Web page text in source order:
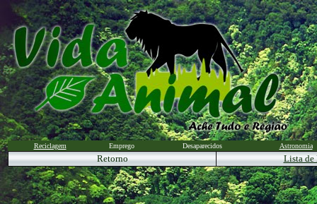
Reciclagem Emprego Desaparecidos Astronomia
Retorno Lista de